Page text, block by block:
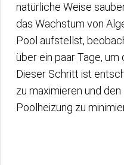
natürliche Weise
das Wachstum von
Pool aufstellst,
über ein paar Tage, um
Dieser Schritt ist
zu maximieren und
Poolheizung zu